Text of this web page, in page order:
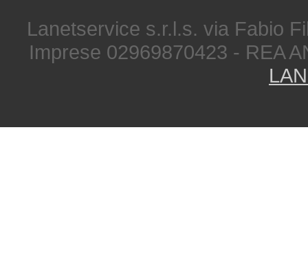
Lanetservice s.r.l.s. via Fabio
Imprese 02969870423 - REA